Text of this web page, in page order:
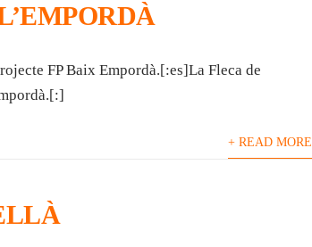
FP Baix Empordà.[:es]La Fleca de
+ READ MORE